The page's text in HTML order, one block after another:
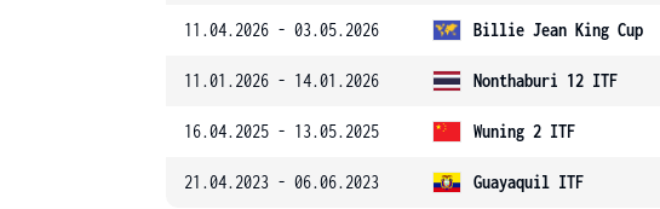
11.04.2026 - 03.05.2026 Billie Jean King Cup
11.01.2026 - 14.01.2026 Nonthaburi 12 ITF
16.04.2025 - 13.05.2025 Wuning 2 ITF
21.04.2023 - 06.06.2023 Guayaquil ITF